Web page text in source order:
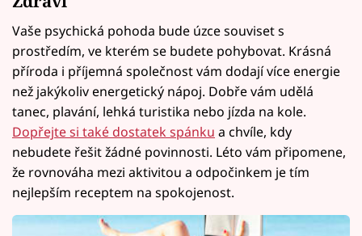
Vaše psychická pohoda bude úzce souviset s
prostředím, ve kterém se budete pohybovat. Krásná
příroda i příjemná společnost vám dodají více energie
než jakýkoliv energetický nápoj. Dobře vám udělá
tanec, plavání, lehká turistika nebo jízda na kole.
Dopřejte si také dostatek spánku a chvíle, kdy
nebudete řešit žádné povinnosti. Léto vám připomene,
že rovnováha mezi aktivitou a odpočinkem je tím
nejlepším receptem na spokojenost.